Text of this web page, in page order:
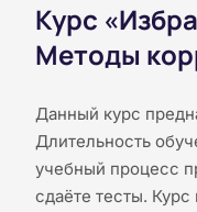
Курс
Методы
Данный курс
Длительность
учебный процесс
сдаёте тесты.